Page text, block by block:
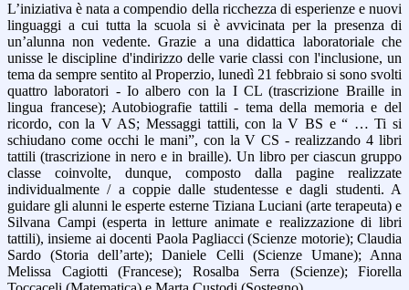
L’iniziativa è nata a compendio della ricchezza di esperienze e nuovi
linguaggi a cui tutta la scuola si è avvicinata per la presenza di
un’alunna non vedente. Grazie a una didattica laboratoriale che
unisse le discipline d'indirizzo delle varie classi con l'inclusione, un
tema da sempre sentito al Properzio, lunedì 21 febbraio si sono svolti
quattro laboratori - Io albero con la I CL (trascrizione Braille in
lingua francese); Autobiografie tattili - tema della memoria e del
ricordo, con la V AS; Messaggi tattili, con la V BS e “ … Ti si
schiudano come occhi le mani”, con la V CS - realizzando 4 libri
tattili (trascrizione in nero e in braille). Un libro per ciascun gruppo
classe coinvolte, dunque, composto dalla pagine realizzate
individualmente / a coppie dalle studentesse e dagli studenti. A
guidare gli alunni le esperte esterne Tiziana Luciani (arte terapeuta) e
Silvana Campi (esperta in letture animate e realizzazione di libri
tattili), insieme ai docenti Paola Pagliacci (Scienze motorie); Claudia
Sardo (Storia dell’arte); Daniele Celli (Scienze Umane); Anna
Melissa Cagiotti (Francese); Rosalba Serra (Scienze); Fiorella